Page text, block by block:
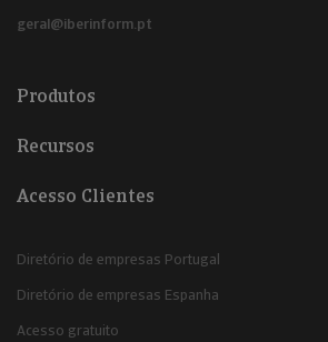
geral@iberinform.pt
Produtos
Recursos
Acesso Clientes
Diretório de empresas Portugal
Diretório de empresas Espanha
Acesso gratuito